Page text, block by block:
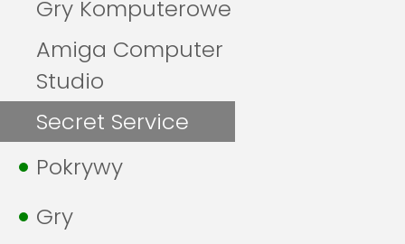
Gry Komputerowe
Amiga Computer
Studio
Secret Service
Pokrywy
Gry